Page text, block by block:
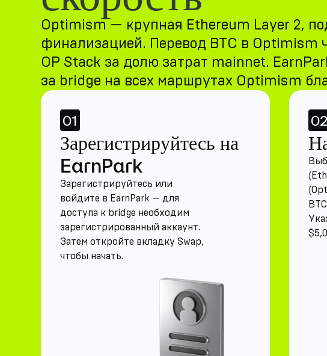
Optimism — крупная Ethereum Layer 2,
финализацией. Перевод BTC в Optimism
OP Stack за долю затрат mainnet.
за bridge на всех маршрутах Optimism
01
Зарегистрируйтесь на
EarnPark
Зарегистрируйтесь или
войдите в EarnPark — для
доступа к bridge необходим
зарегистрированный аккаунт.
Затем откройте вкладку Swap,
чтобы начать.
02